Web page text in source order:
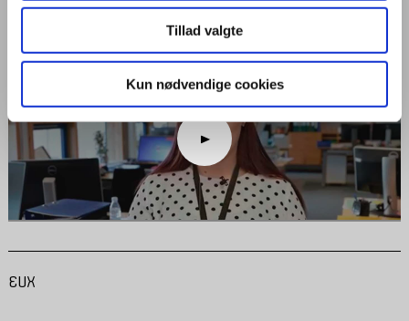
Tillad valgte
Kun nødvendige cookies
kontakt med kunder og service, og du arbejder med tekstbehandling,
regneark, databaser og andre IT-programmer.
EUX